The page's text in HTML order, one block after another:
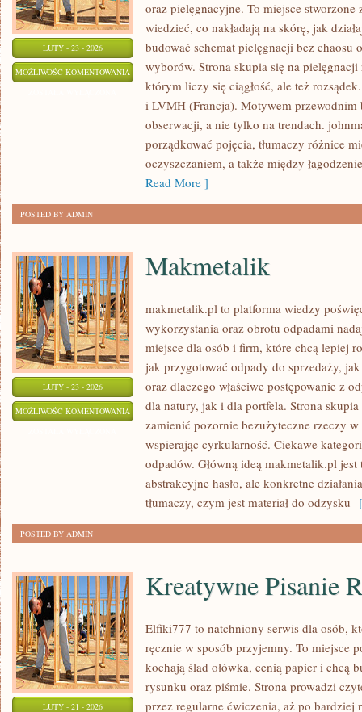
LUTY - 23 - 2026
MOŻLIWOŚĆ KOMENTOWANIA PROCTER
GAMBLE
(P&G)
(USA)
oraz pielęgnacyjne. To miejsce
wiedzieć, co nakładają na skórę, jak
budować schemat pielęgnacji bez chaosu
wyborów. Strona skupia się na
którym liczy się ciągłość, ale też
i LVMH (Francja). Motywem przewodnim
obserwacji, a nie tylko na trendach.
porządkować pojęcia, tłumaczy różnice
oczyszczaniem, a także między
Read More ]
POSTED BY ADMIN
LUTY - 23 - 2026
MOŻLIWOŚĆ KOMENTOWANIA MAKMETALIK
Makmetalik
makmetalik.pl to platforma wiedzy
wykorzystania oraz obrotu odpadami
miejsce dla osób i firm, które chcą lepiej
jak przygotować odpady do sprzedaży,
oraz dlaczego właściwe postępowanie z
dla natury, jak i dla portfela. Strona
zamienić pozornie bezużyteczne rzeczy
wspierając cyrkularność. Ciekawe
odpadów. Główną ideą makmetalik.pl
abstrakcyjne hasło, ale konkretne
tłumaczy, czym jest materiał do odzysku
POSTED BY ADMIN
LUTY - 21 - 2026
Kreatywne Pisanie
Elfiki777 to natchniony serwis dla osób,
ręcznie w sposób przyjemny. To miejsce
kochają ślad ołówka, cenią papier i chcą
rysunku oraz piśmie. Strona prowadzi
przez regularne ćwiczenia, aż po bardziej